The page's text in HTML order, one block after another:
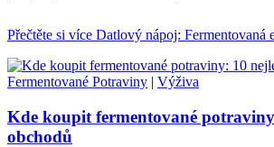
Přečtěte si více Datlový nápoj: Fermentovaná
Fermentované Potraviny | Výživa
Kde koupit fermentované
obchodů